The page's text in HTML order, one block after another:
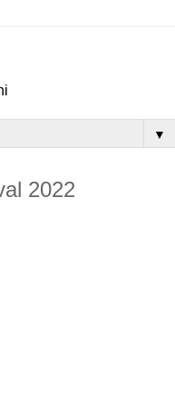
▼
2022